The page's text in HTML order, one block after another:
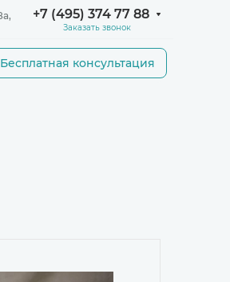
+7 (495) 374 77 88
Заказать звонок
Бесплатная консультация